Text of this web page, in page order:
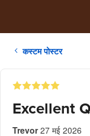
कस्टम पोस्टर
Excellent
Trevor 27 मई 2026